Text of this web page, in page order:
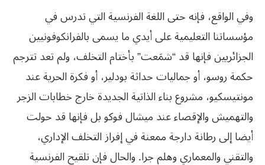
وفي‮ ‬الواقع،‮ ‬فإنه حتى اللغة الفرنسية التي‮ ‬تدرس في‮
‬مؤسساتنا التعليمية على أيدي‮ ‬ما‮ ‬يسمى بالفرانكوفونيين
الجزائريين فإنها قد‮ “‬شمَعت‮” ‬بأختام التخلف،‮ ‬ولم تعد تترجم
حكمة روسو،‮ ‬أو جماليات حداثة بودلير،‮ ‬أو فكرة الحرية عند
مونتيسكيو،‮ ‬مشروع بناء الذاتية الجديدة خارج خطابات الزجر
والتهميش والإقصاء عند ميشال فوكو بل فإنها قد حولت
أيضا إلى رطانة دارجة ممعنة في‮ ‬إفراز التخلف الإداري،‮
‬والتقني‮ ‬والمعماري‮ ‬وهلم جرا‮. ‬والحال فإن تلقيح الفرنسية